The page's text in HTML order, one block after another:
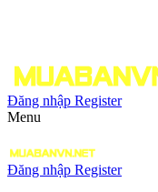
Đăng nhập Register
Menu
Đăng nhập Register